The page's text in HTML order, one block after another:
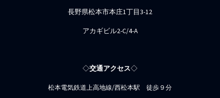
長野県松本市本庄1丁目3-12
アカギビル2-C/4-A
◇交通アクセス◇
松本電気鉄道上高地線/西松本駅 徒歩９分